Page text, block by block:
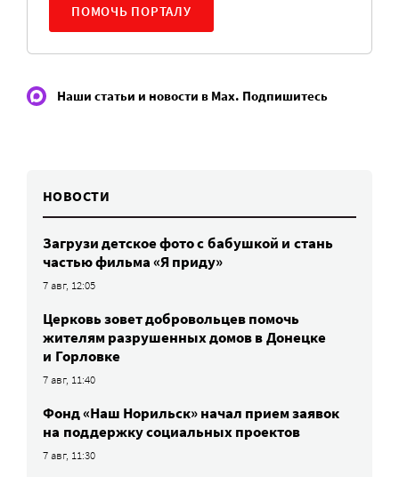
ПОМОЧЬ ПОРТАЛУ
Наши статьи и новости в Max. Подпишитесь
НОВОСТИ
Загрузи детское фото с бабушкой и стань
частью фильма «Я приду»
7 авг, 12:05
Церковь зовет добровольцев помочь
жителям разрушенных домов в Донецке
и Горловке
7 авг, 11:40
Фонд «Наш Норильск» начал прием заявок
на поддержку социальных проектов
7 авг, 11:30